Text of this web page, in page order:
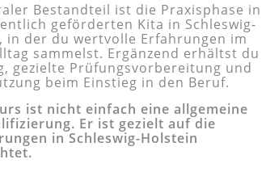
Bestandteil ist die Praxisphase in
geförderten Kita in Schleswig-
in der du wertvolle Erfahrungen im
sammelst. Ergänzend erhältst du
gezielte Prüfungsvorbereitung und
beim Einstieg in den Beruf.
ist nicht einfach eine allgemeine
Er ist gezielt auf die
in Schleswig-Holstein